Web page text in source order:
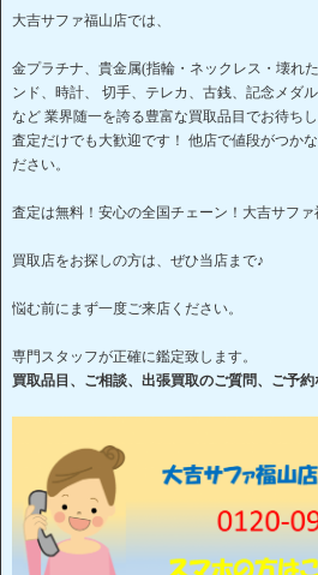
大吉サファ福山店では、
金プラチナ、貴金属(指輪・ネックレス・壊れ
ンド、時計、 切手、テレカ、古銭、記念メダ
など 業界随一を誇る豊富な買取品目でお待ちし
査定だけでも大歓迎です！ 他店で値段がつか
ださい。
査定は無料！安心の全国チェーン！大吉サファ
買取店をお探しの方は、ぜひ当店まで♪
悩む前にまず一度ご来店ください。
専門スタッフが正確に鑑定致します。
買取品目、ご相談、出張買取のご質問、ご予約